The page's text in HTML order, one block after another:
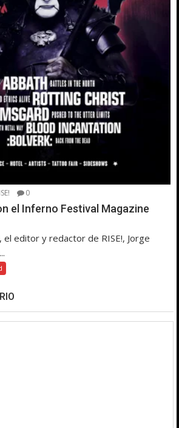
0
el Inferno Festival Magazine
el editor y redactor de RISE!, Jorge